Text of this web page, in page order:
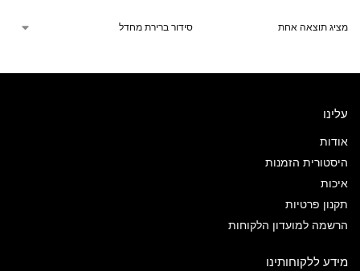
מציג תוצאה אחת
עלינו
אודות
היסטורית הזמנות
איכות
תקנון פרטיות
הרשמה למועדון הלקוחות
מידע ללקוחותינו